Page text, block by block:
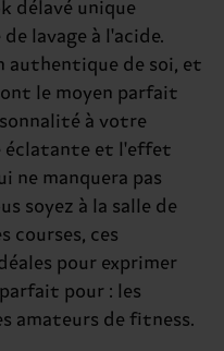
délavé unique
lavage à l'acide.
authentique de soi, et
le moyen parfait
à votre
éclatante et l'effet
ne manquera pas
soyez à la salle de
courses, ces
pour exprimer
pour : les
amateurs de fitness.